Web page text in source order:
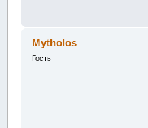
Mytholos
Гость